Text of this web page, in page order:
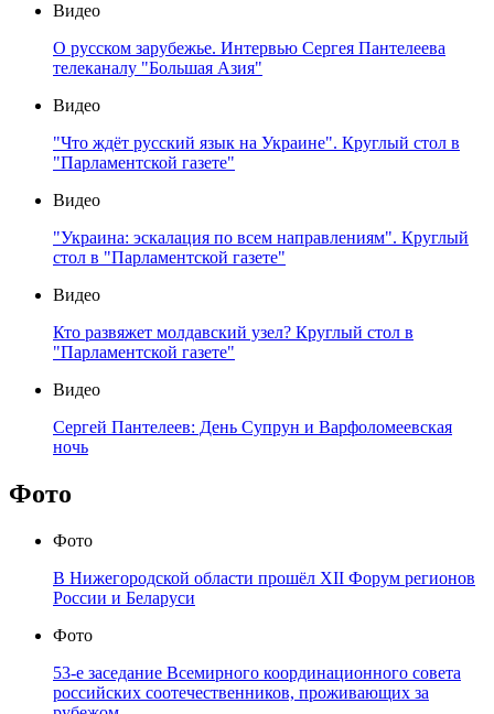
Видео
О русском зарубежье. Интервью Сергея Пантелеева
телеканалу "Большая Азия"
Видео
"Что ждёт русский язык на Украине". Круглый стол в
"Парламентской газете"
Видео
"Украина: эскалация по всем направлениям". Круглый
стол в "Парламентской газете"
Видео
Кто развяжет молдавский узел? Круглый стол в
"Парламентской газете"
Видео
Сергей Пантелеев: День Супрун и Варфоломеевская
ночь
Фото
Фото
В Нижегородской области прошёл XII Форум регионов
России и Беларуси
Фото
53-е заседание Всемирного координационного совета
российских соотечественников, проживающих за